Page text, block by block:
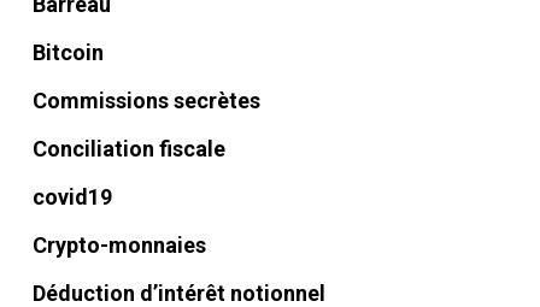
Bitcoin
Commissions secrètes
Conciliation fiscale
covid19
Crypto-monnaies
Déduction d’intérêt notionnel